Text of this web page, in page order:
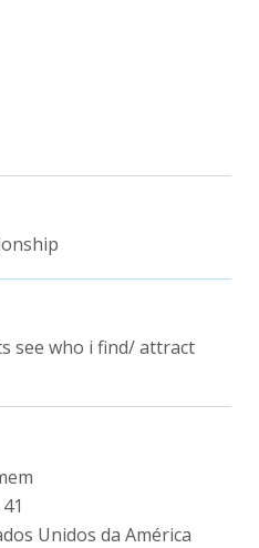
see who i find/ attract
Unidos da América